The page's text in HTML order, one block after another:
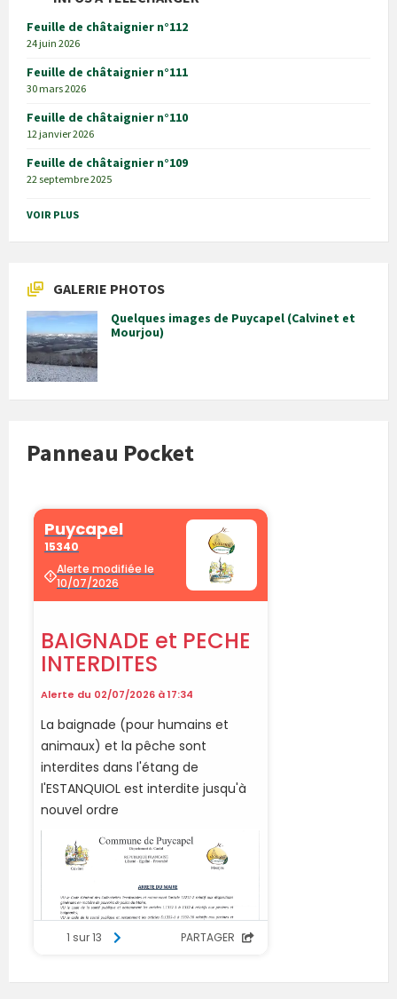
Feuille de châtaignier n°112
24 juin 2026
Feuille de châtaignier n°111
30 mars 2026
Feuille de châtaignier n°110
12 janvier 2026
Feuille de châtaignier n°109
22 septembre 2025
VOIR PLUS
GALERIE PHOTOS
Quelques images de Puycapel (Calvinet et
Mourjou)
Panneau Pocket